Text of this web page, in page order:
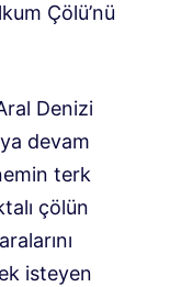
Çölü’nü
Denizi
devam
terk
çölün
isteyen